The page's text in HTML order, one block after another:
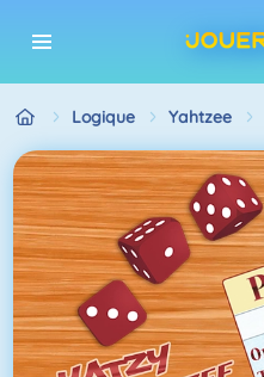
Logique Yahtzee